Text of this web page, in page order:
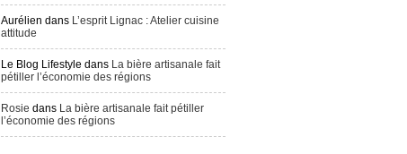
Aurélien dans L’esprit Lignac : Atelier cuisine
attitude
Le Blog Lifestyle dans La bière artisanale fait
pétiller l’économie des régions
Rosie dans La bière artisanale fait pétiller
l’économie des régions